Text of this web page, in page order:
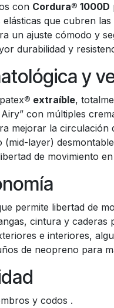
, combinando
conCordura® 1000D
que cubren las
un ajuste cómodo y
durabilidad y
y
® extraíble,
con múltiples
mejorar la
layer)
de movimiento
permite libertad de
cintura y caderas
e interiores,
de neopreno para